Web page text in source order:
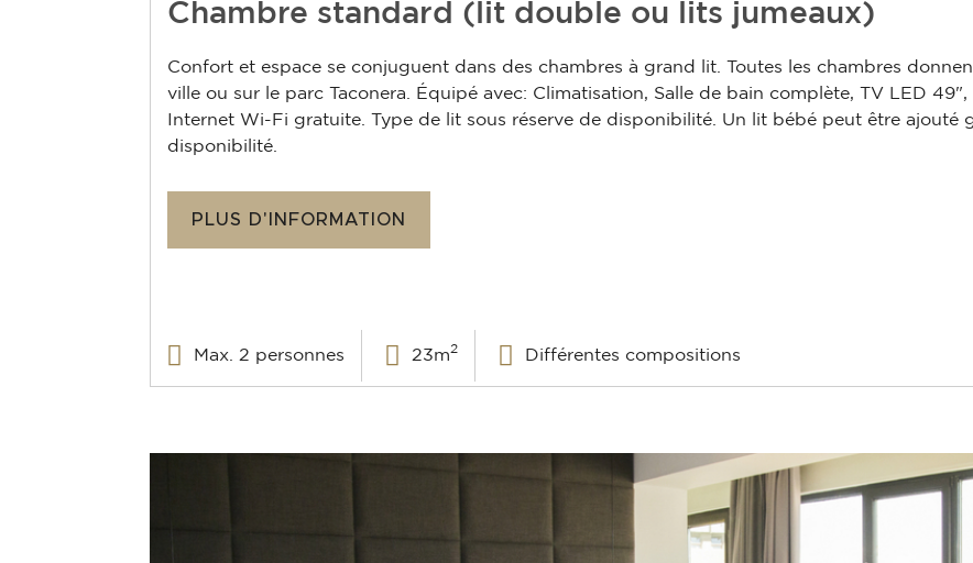
Chambre standard (lit double ou lits jumeaux)
Confort et espace se conjuguent dans des chambres à grand lit. Toutes les chambres
ville ou sur le parc Taconera. Équipé avec: Climatisation, Salle de bain complète, TV LED
Internet Wi-Fi gratuite. Type de lit sous réserve de disponibilité. Un lit bébé peut être ajouté
disponibilité.
PLUS D'INFORMATION
Max. 2 personnes 23m2 Différentes compositions